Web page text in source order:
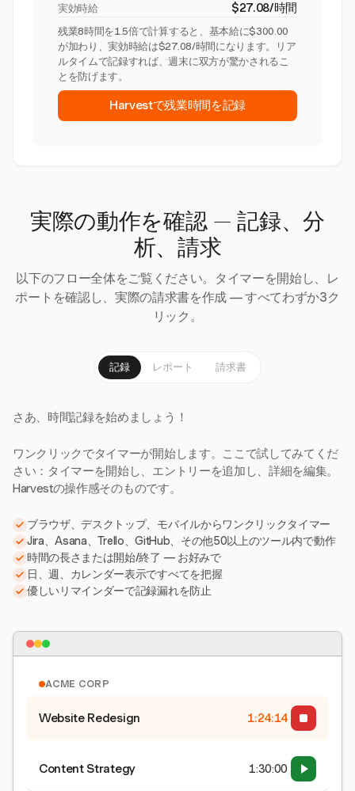
実効時給 $27.08/時間
残業8時間を1.5倍で計算すると、基本給に$300.00
が加わり、実効時給は$27.08/時間になります。リア
ルタイムで記録すれば、週末に双方が驚かされるこ
とを防げます。
Harvestで残業時間を記録
実際の動作を確認 — 記録、分
析、請求
以下のフロー全体をご覧ください。タイマーを開始し、レ
ポートを確認し、実際の請求書を作成 — すべてわずか3ク
リック。
記録 レポート 請求書
さあ、時間記録を始めましょう！
ワンクリックでタイマーが開始します。ここで試してみてくだ
さい：タイマーを開始し、エントリーを追加し、詳細を編集。
Harvestの操作感そのものです。
ブラウザ、デスクトップ、モバイルからワンクリックタイマー
Jira、Asana、Trello、GitHub、その他50以上のツール内で動作
時間の長さまたは開始/終了 — お好みで
日、週、カレンダー表示ですべてを把握
優しいリマインダーで記録漏れを防止
ACME CORP
Website Redesign 1:24:15
Content Strategy 1:30:00